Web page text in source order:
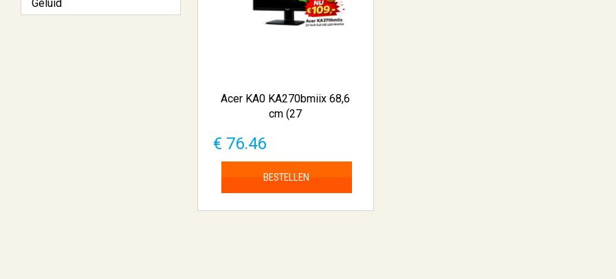
Geluid
Acer KA0 KA270bmiix 68,6
cm (27
€ 76.46
BESTELLEN